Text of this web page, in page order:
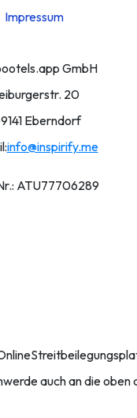
Impressum
GmbH
20
Eberndorf
info@inspirify.me
ATU77706289
auch an die